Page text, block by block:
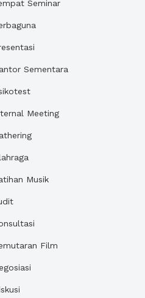
Seminar
Sementara
Meeting
Musik
Film